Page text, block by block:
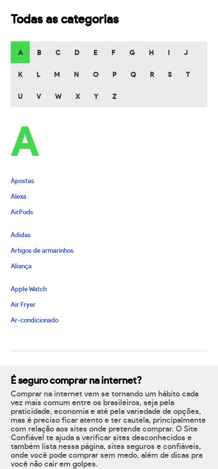
Todas as categorias
A B C D E F G H J
K L M N O P Q R S T
U V W X Y Z
A
Apostas
Alexa
AirPods
Adidas
Artigos de armarinhos
Aliança
Apple Watch
Air Fryer
Ar-condicionado
É seguro comprar na internet?
Comprar na internet vem se tornando um hábito cada
vez mais comum entre os brasileiros, seja pela
praticidade, economia e até pela variedade de opções,
mas é preciso ficar atento e ter cautela, principalmente
com relação aos sites onde pretende comprar. O Site
Confiável te ajuda a verificar sites desconhecidos e
também lista nessa página, sites seguros e confiáveis,
onde você pode comprar sem medo, além de dicas pra
você não cair em golpes.